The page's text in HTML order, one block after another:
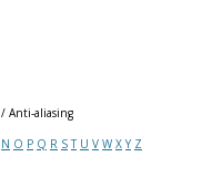
/ Anti-aliasing
N O P Q R S T U V W X Y Z